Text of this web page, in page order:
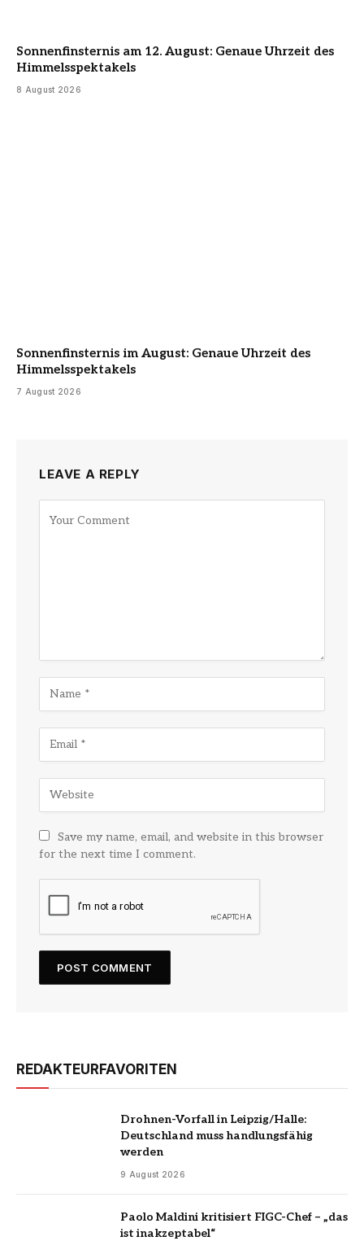
Sonnenfinsternis am 12. August: Genaue Uhrzeit des
Himmelsspektakels
8 August 2026
Sonnenfinsternis im August: Genaue Uhrzeit des
Himmelsspektakels
7 August 2026
LEAVE A REPLY
Save my name, email, and website in this browser
for the next time I comment.
REDAKTEURFAVORITEN
Drohnen-Vorfall in Leipzig/Halle:
Deutschland muss handlungsfähig
werden
9 August 2026
Paolo Maldini kritisiert FIGC-Chef – „das
ist inakzeptabel“